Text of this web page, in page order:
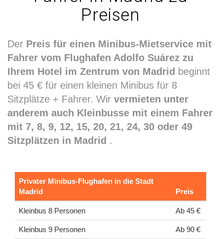
Preisen
Der Preis für einen Minibus-Mietservice mit
Fahrer vom Flughafen Adolfo Suárez zu
Ihrem Hotel im Zentrum von Madrid beginnt
bei 45 € für einen kleinen Minibus für 8
Sitzplätze + Fahrer. Wir vermieten unter
anderem auch Kleinbusse mit einem Fahrer
mit 7, 8, 9, 12, 15, 20, 21, 24, 30 oder 49
Sitzplätzen in Madrid .
Privater Minibus-Flughafen in die Stadt
Madrid
Preis
Kleinbus 8 Personen Ab 45 €
Kleinbus 9 Personen Ab 90 €